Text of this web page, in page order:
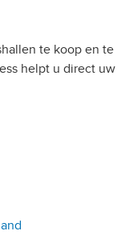
te koop en te
helpt u direct uw